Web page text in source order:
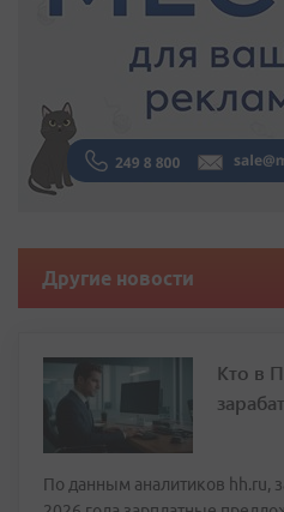
Другие новости
Кто в
По данным аналитиков hh.ru,